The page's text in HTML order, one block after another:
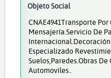
Objeto Social
CNAE4941Transporte
Mensajería.Servicio De
Especializado
Suelos,paredes.Obras
Automoviles..